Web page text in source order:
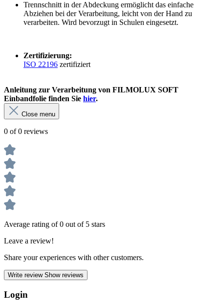
Trennschnitt in der Abdeckung ermöglicht das einfache
Abziehen bei der Verarbeitung, leicht von der Hand zu
verarbeiten. Wird bevorzugt in Schulen eingesetzt.
Zertifizierung:
ISO 22196 zertifiziert
Anleitung zur Verarbeitung von FILMOLUX SOFT
Einbandfolie finden Sie hier.
Close menu
0 of 0 reviews
Average rating of 0 out of 5 stars
Leave a review!
Share your experiences with other customers.
Write review Show reviews
Login